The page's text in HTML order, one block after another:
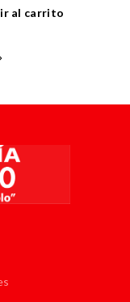
al carrito